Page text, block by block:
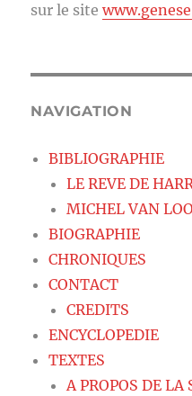
sur le site
NAVIGATION
BIBLIOGRAPHIE
LE REVE DE
MICHEL VAN
BIOGRAPHIE
CHRONIQUES
CONTACT
CREDITS
ENCYCLOPEDIE
TEXTES
A PROPOS DE LA